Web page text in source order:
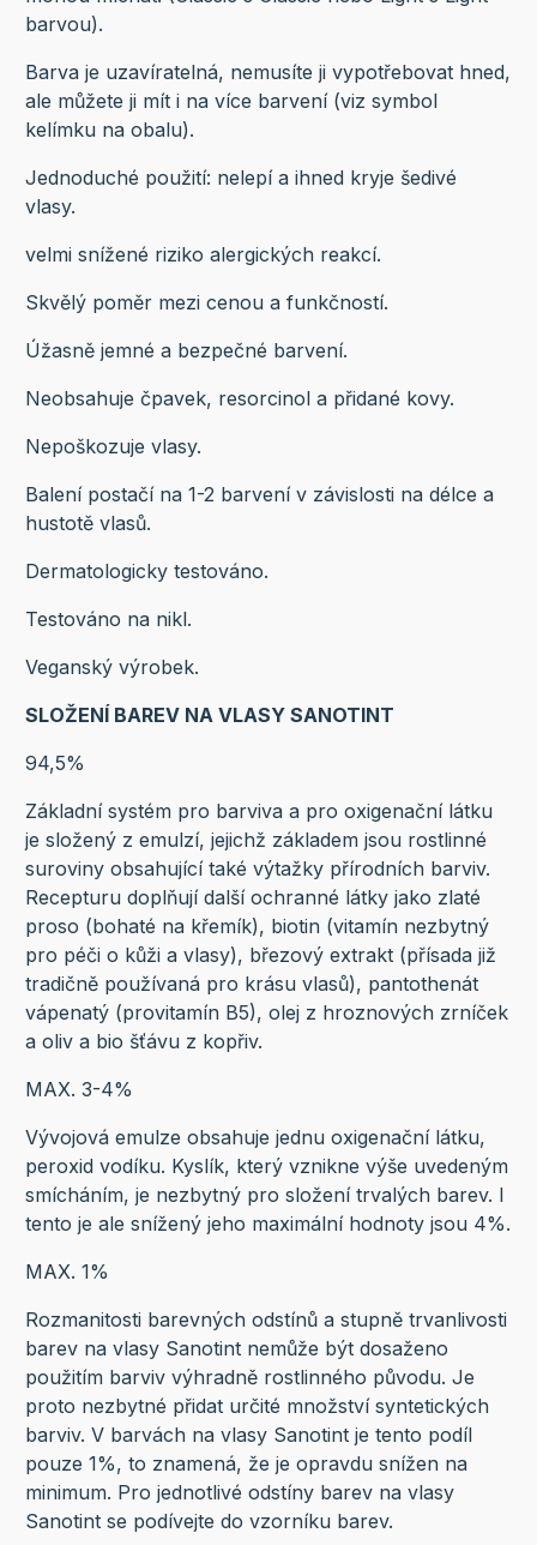
barvou).
Barva je uzavíratelná, nemusíte ji vypotřebovat hned,
ale můžete ji mít i na více barvení (viz symbol
kelímku na obalu).
Jednoduché použití: nelepí a ihned kryje šedivé
vlasy.
velmi snížené riziko alergických reakcí.
Skvělý poměr mezi cenou a funkčností.
Úžasně jemné a bezpečné barvení.
Neobsahuje čpavek, resorcinol a přidané kovy.
Nepoškozuje vlasy.
Balení postačí na 1-2 barvení v závislosti na délce a
hustotě vlasů.
Dermatologicky testováno.
Testováno na nikl.
Veganský výrobek.
SLOŽENÍ BAREV NA VLASY SANOTINT
94,5%
Základní systém pro barviva a pro oxigenační látku
je složený z emulzí, jejichž základem jsou rostlinné
suroviny obsahující také výtažky přírodních barviv.
Recepturu doplňují další ochranné látky jako zlaté
proso (bohaté na křemík), biotin (vitamín nezbytný
pro péči o kůži a vlasy), březový extrakt (přísada již
tradičně používaná pro krásu vlasů), pantothenát
vápenatý (provitamín B5), olej z hroznových zrníček
a oliv a bio šťávu z kopřiv.
MAX. 3-4%
Vývojová emulze obsahuje jednu oxigenační látku,
peroxid vodíku. Kyslík, který vznikne výše uvedeným
smícháním, je nezbytný pro složení trvalých barev. I
tento je ale snížený jeho maximální hodnoty jsou 4%.
MAX. 1%
Rozmanitosti barevných odstínů a stupně trvanlivosti
barev na vlasy Sanotint nemůže být dosaženo
použitím barviv výhradně rostlinného původu. Je
proto nezbytné přidat určité množství syntetických
barviv. V barvách na vlasy Sanotint je tento podíl
pouze 1%, to znamená, že je opravdu snížen na
minimum. Pro jednotlivé odstíny barev na vlasy
Sanotint se podívejte do vzorníku barev.